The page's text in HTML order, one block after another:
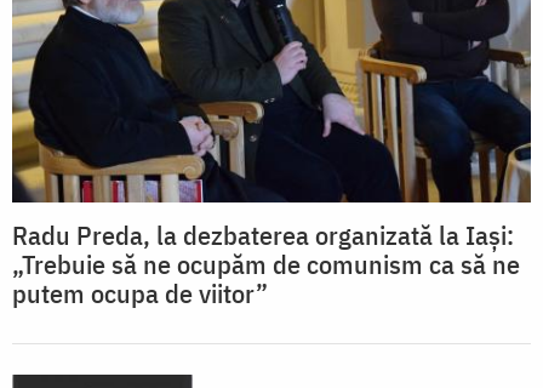
Radu Preda, la dezbaterea organizată la Iași:
„Trebuie să ne ocupăm de comunism ca să ne
putem ocupa de viitor”